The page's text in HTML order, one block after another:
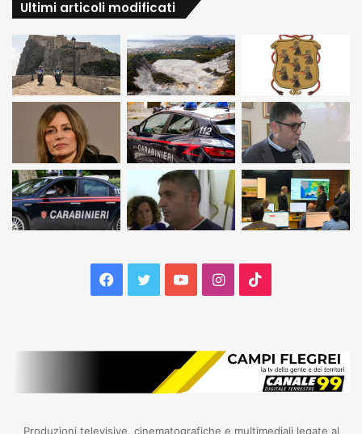
Ultimi articoli modificati
Facebook
TwitterYouTubeInstagram
Produzioni televisive, cinematografiche e multimediali legate al